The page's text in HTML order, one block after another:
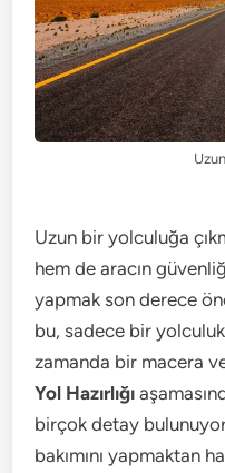
Uzun bir yolculuğa
hem de aracın
yapmak son derece
bu, sadece bir
zamanda bir macera
Yol Hazırlığı
birçok detay bulunuyor.
bakımını yapmaktan